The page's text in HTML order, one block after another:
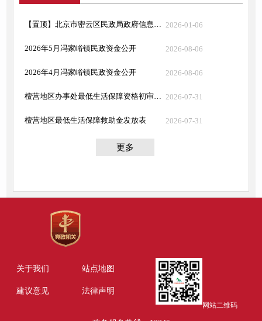
【置顶】北京市密云区民政局政府信息主动公开全清单（政务公开标准） 2026-01-06
2026年5月冯家峪镇民政资金公开 2026-08-06
2026年4月冯家峪镇民政资金公开 2026-08-06
檀营地区办事处最低生活保障资格初审公示 2026-07-31
檀营地区最低生活保障救助金发放表 2026-07-31
更多
关于我们 站点地图
建议意见 法律声明
网站二维码